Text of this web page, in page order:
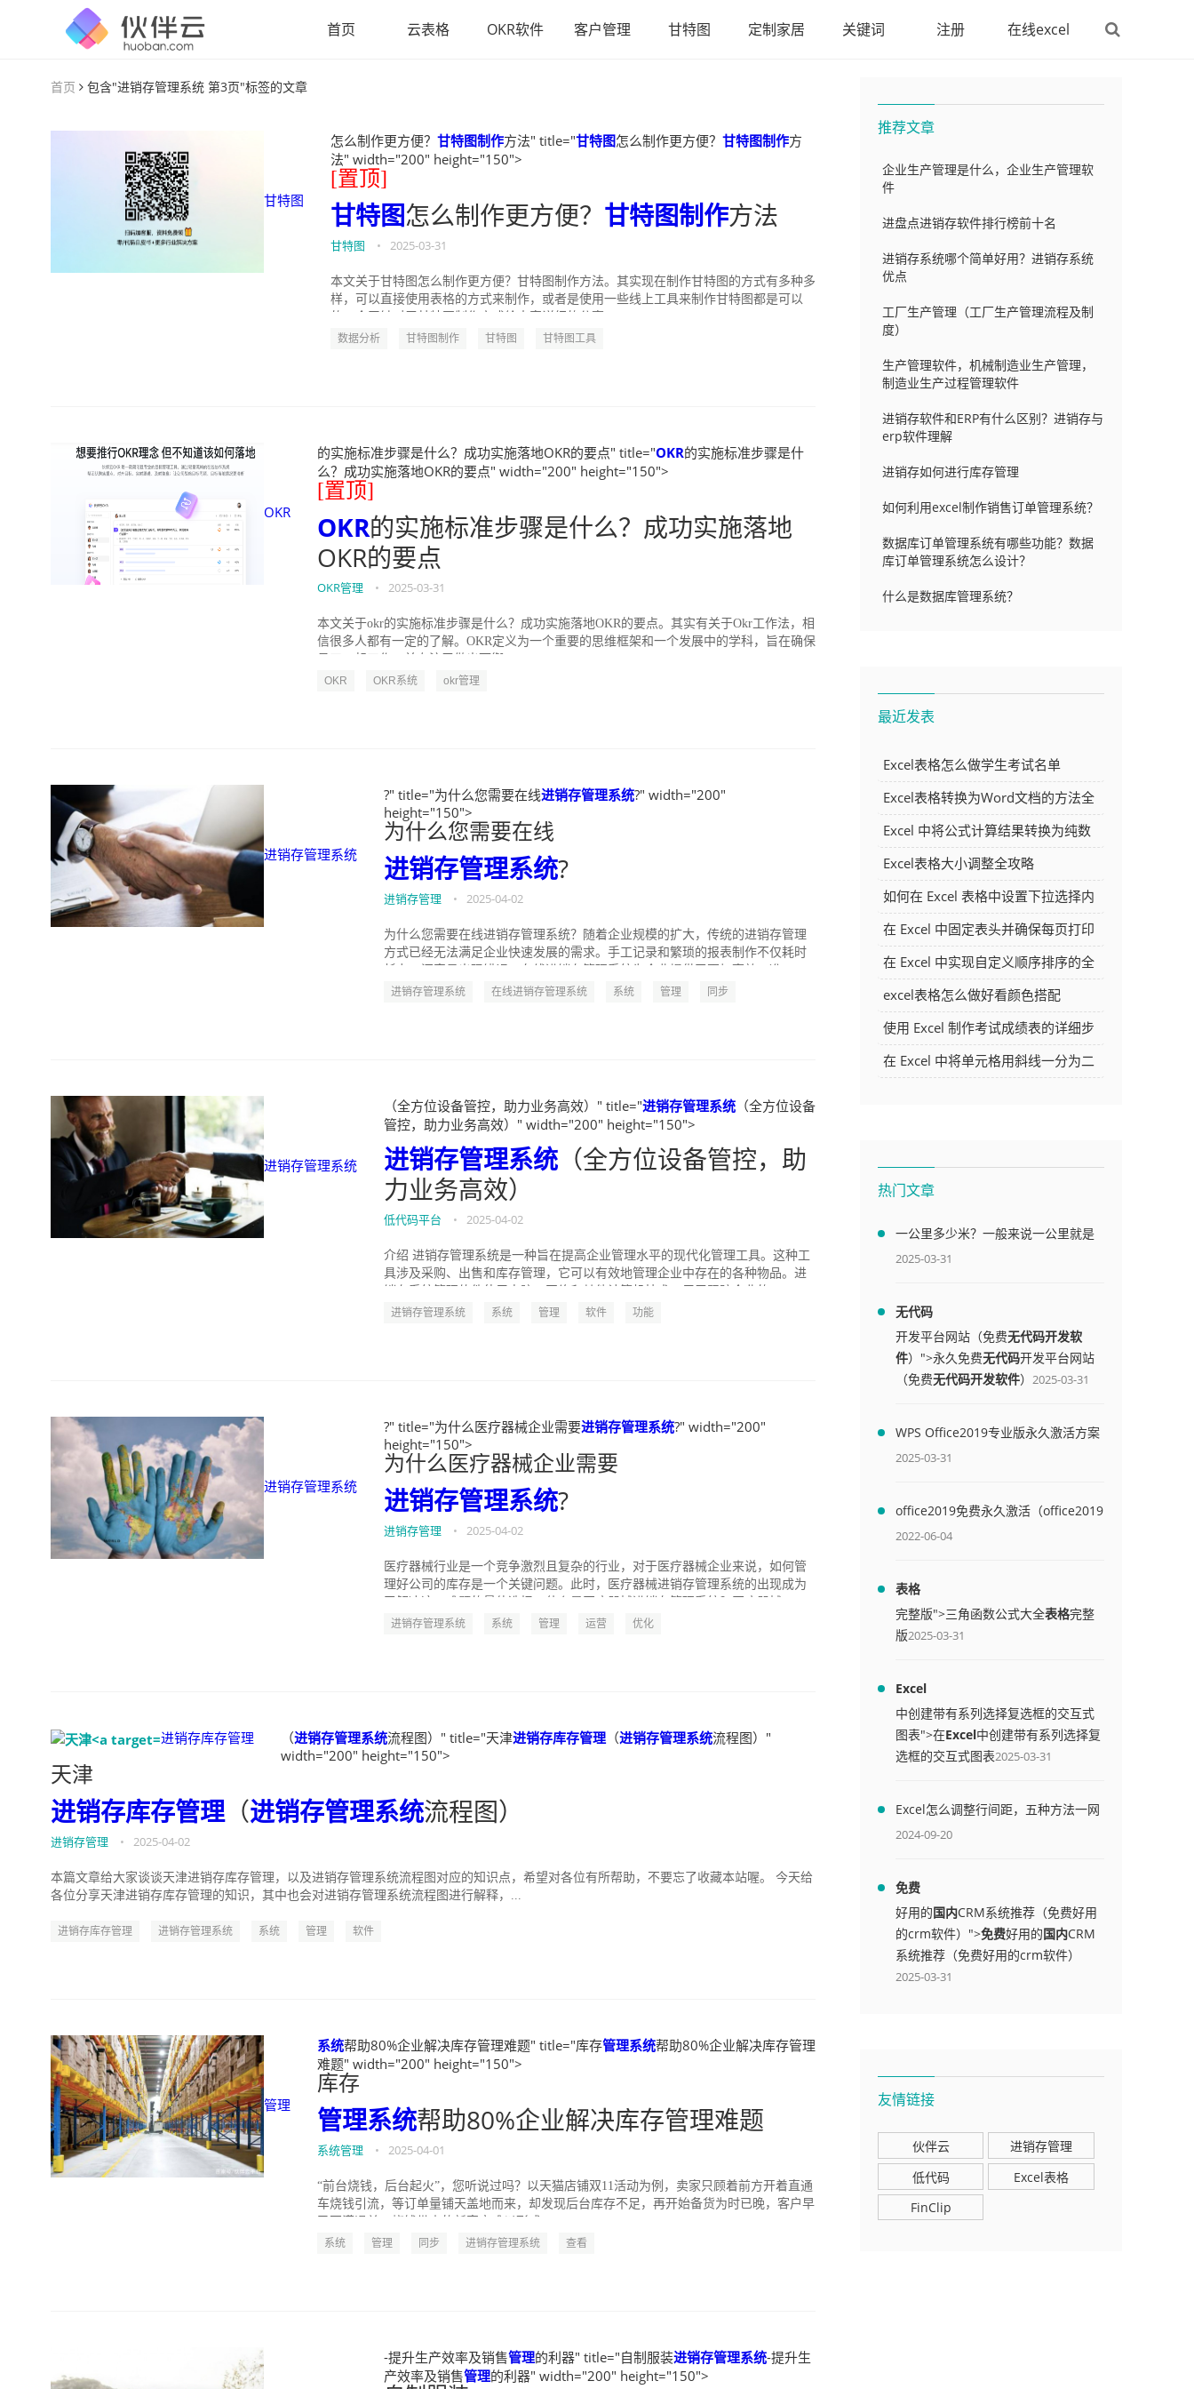
首页 云表格 OKR软件 客户管理 甘特图 定制家居 关键词 注册 在线excel
首页 包含"进销存管理系统 第3页"标签的文章
甘特图
怎么制作更方便？ 甘特图制作方法" title="甘特图怎么制作更方便？ 甘特图制作方
法" width="200" height="150">
[置顶]
甘特图怎么制作更方便？ 甘特图制作方法
甘特图 • 2025-03-31
本文关于甘特图怎么制作更方便？甘特图制作方法。其实现在制作甘特图的方式有多种多
样，可以直接使用表格的方式来制作，或者是使用一些线上工具来制作甘特图都是可以
数据分析 甘特图制作 甘特图 甘特图工具
OKR
的实施标准步骤是什么？成功实施落地OKR的要点" title="OKR的实施标准步骤是什
么？成功实施落地OKR的要点" width="200" height="150">
[置顶]
OKR的实施标准步骤是什么？成功实施落地
OKR的要点
OKR管理 • 2025-03-31
本文关于okr的实施标准步骤是什么？成功实施落地OKR的要点。其实有关于Okr工作法，相
信很多人都有一定的了解。OKR定义为一个重要的思维框架和一个发展中的学科，旨在确保
OKR OKR系统 okr管理
进销存管理系统
?" title="为什么您需要在线进销存管理系统?" width="200"
height="150">
为什么您需要在线
进销存管理系统?
进销存管理 • 2025-04-02
为什么您需要在线进销存管理系统？随着企业规模的扩大，传统的进销存管理
方式已经无法满足企业快速发展的需求。手工记录和繁琐的报表制作不仅耗时
进销存管理系统 在线进销存管理系统 系统 管理 同步
进销存管理系统
（全方位设备管控，助力业务高效）" title="进销存管理系统 （全方位设备
管控，助力业务高效）" width="200" height="150">
进销存管理系统 （全方位设备管控，助
力业务高效）
低代码平台 • 2025-04-02
介绍 进销存管理系统是一种旨在提高企业管理水平的现代化管理工具。这种工
具涉及采购、出售和库存管理，它可以有效地管理企业中存在的各种物品。进
进销存管理系统 系统 管理 软件 功能
进销存管理系统
?" title="为什么医疗器械企业需要进销存管理系统?" width="200"
height="150">
为什么医疗器械企业需要
进销存管理系统?
进销存管理 • 2025-04-02
医疗器械行业是一个竞争激烈且复杂的行业，对于医疗器械企业来说，如何管
理好公司的库存是一个关键问题。此时，医疗器械进销存管理系统的出现成为
进销存管理系统 系统 管理 运营 优化
进销存库存管理 （进销存管理系统流程图）" title="天津进销存库存管理 （进销存管理系统流程图）"
width="200" height="150">
天津
进销存库存管理（进销存管理系统流程图）
进销存管理 • 2025-04-02
本篇文章给大家谈谈天津进销存库存管理，以及进销存管理系统流程图对应的知识点，希望对各位有所帮助，不要忘了收藏本站喔。 今天给
各位分享天津进销存库存管理的知识，其中也会对进销存管理系统流程图进行解释，...
进销存库存管理 进销存管理系统 系统 管理 软件
管理
系统帮助80%企业解决库存管理难题" title="库存管理系统帮助80%企业解决库存管理
难题" width="200" height="150">
库存
管理系统帮助80%企业解决库存管理难题
系统管理 • 2025-04-01
“前台烧钱，后台起火”，您听说过吗？以天猫店铺双11活动为例，卖家只顾着前方开着直通
车烧钱引流，等订单量铺天盖地而来，却发现后台库存不足，再开始备货为时已晚，客户早
系统 管理 同步 进销存管理系统 查看
-提升生产效率及销售管理的利器" title="自制服装进销存管理系统-提升生
产效率及销售管理的利器" width="200" height="150">
推荐文章
企业生产管理是什么，企业生产管理软
件
进盘点进销存软件排行榜前十名
进销存系统哪个简单好用？进销存系统
优点
工厂生产管理（工厂生产管理流程及制
度）
生产管理软件，机械制造业生产管理，
制造业生产过程管理软件
进销存软件和ERP有什么区别？进销存与
erp软件理解
进销存如何进行库存管理
如何利用excel制作销售订单管理系统？
数据库订单管理系统有哪些功能？数据
库订单管理系统怎么设计？
什么是数据库管理系统？
最近发表
Excel表格怎么做学生考试名单
Excel表格转换为Word文档的方法全
解析
Excel 中将公式计算结果转换为纯数
字的多种方法
Excel表格大小调整全攻略
如何在 Excel 表格中设置下拉选择内
容
在 Excel 中固定表头并确保每页打印
时都显示表头的方法详解
在 Excel 中实现自定义顺序排序的全
面指南
excel表格怎么做好看颜色搭配
使用 Excel 制作考试成绩表的详细步
骤及技巧
在 Excel 中将单元格用斜线一分为二
热门文章
一公里多少米？一般来说一公里就是
1000米
2025-03-31
无代码
开发平台网站（免费无代码开发软
件）">永久免费无代码开发平台网站
（免费无代码开发软件） 2025-03-31
WPS Office2019专业版永久激活方案
(附终身授权序列号)
2025-03-31
office2019免费永久激活（office2019
免费永久激活码）
2022-06-04
表格
完整版">三角函数公式大全表格完整
版2025-03-31
Excel
中创建带有系列选择复选框的交互式
图表">在Excel中创建带有系列选择复
选框的交互式图表2025-03-31
Excel怎么调整行间距，五种方法一网
打尽
2024-09-20
免费
好用的国内CRM系统推荐（免费好用
的crm软件）">免费好用的国内CRM
系统推荐（免费好用的crm软件）
2025-03-31
友情链接
伙伴云
进销存管理
低代码
Excel表格
FinClip